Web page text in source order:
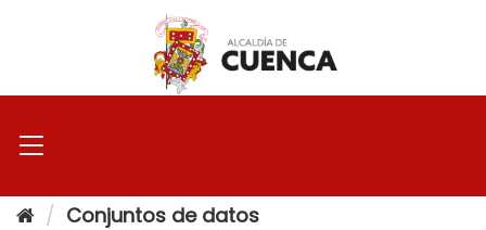
Conjuntos de datos